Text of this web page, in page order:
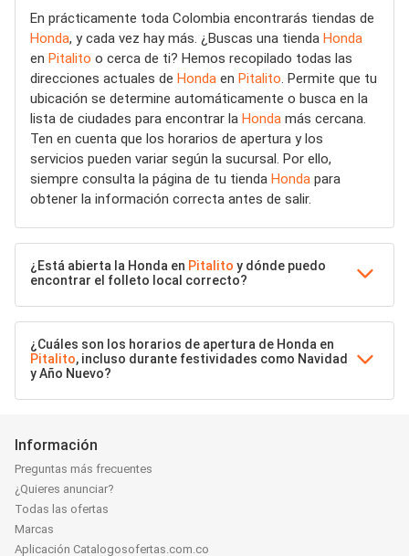
En prácticamente toda Colombia encontrarás tiendas de
Honda, y cada vez hay más. ¿Buscas una tienda Honda
en Pitalito o cerca de ti? Hemos recopilado todas las
direcciones actuales de Honda en Pitalito. Permite que tu
ubicación se determine automáticamente o busca en la
lista de ciudades para encontrar la Honda más cercana.
Ten en cuenta que los horarios de apertura y los
servicios pueden variar según la sucursal. Por ello,
siempre consulta la página de tu tienda Honda para
obtener la información correcta antes de salir.
¿Está abierta la Honda en Pitalito y dónde puedo
encontrar el folleto local correcto?
¿Cuáles son los horarios de apertura de Honda en
Pitalito, incluso durante festividades como Navidad
y Año Nuevo?
Información
Preguntas más frecuentes
¿Quieres anunciar?
Todas las ofertas
Marcas
Aplicación Catalogosofertas.com.co